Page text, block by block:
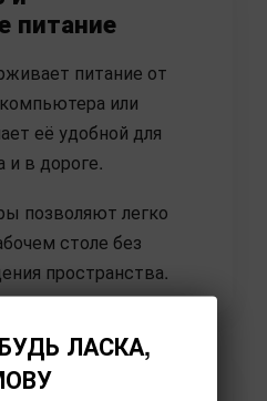
питание
питание от
или
её удобной для
и в дороге.
позволяют легко
столе без
пространства.
ЛАСКА,